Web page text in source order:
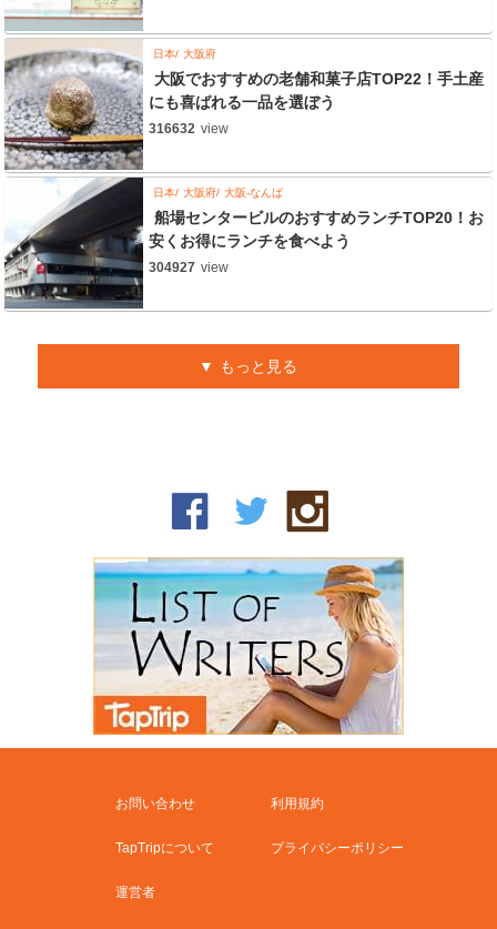
日本 大阪府
大阪でおすすめの老舗和菓子店TOP22！手土産
にも喜ばれる一品を選ぼう
316632 view
日本 大阪府 大阪-なんば
船場センタービルのおすすめランチTOP20！お
安くお得にランチを食べよう
304927 view
もっと見る
お問い合わせ 利用規約
TapTripについて プライバシーポリシー
運営者